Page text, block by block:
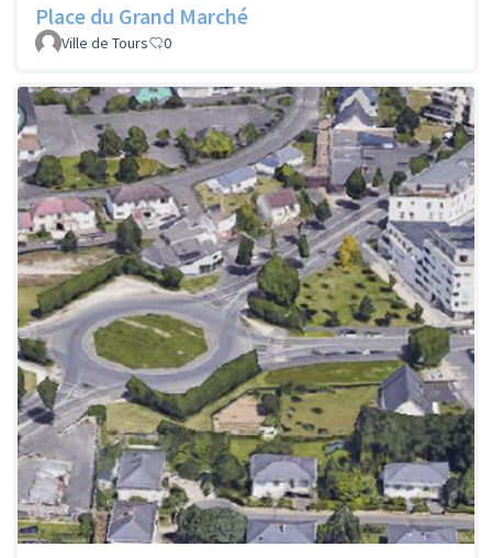
Place du Grand Marché
Ville de Tours 0